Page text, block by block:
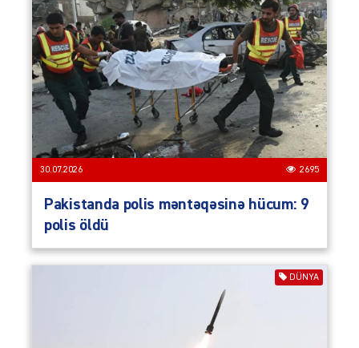
30.07.2026 2695
Pakistanda polis məntəqəsinə hücum: 9
polis öldü
DÜNYA